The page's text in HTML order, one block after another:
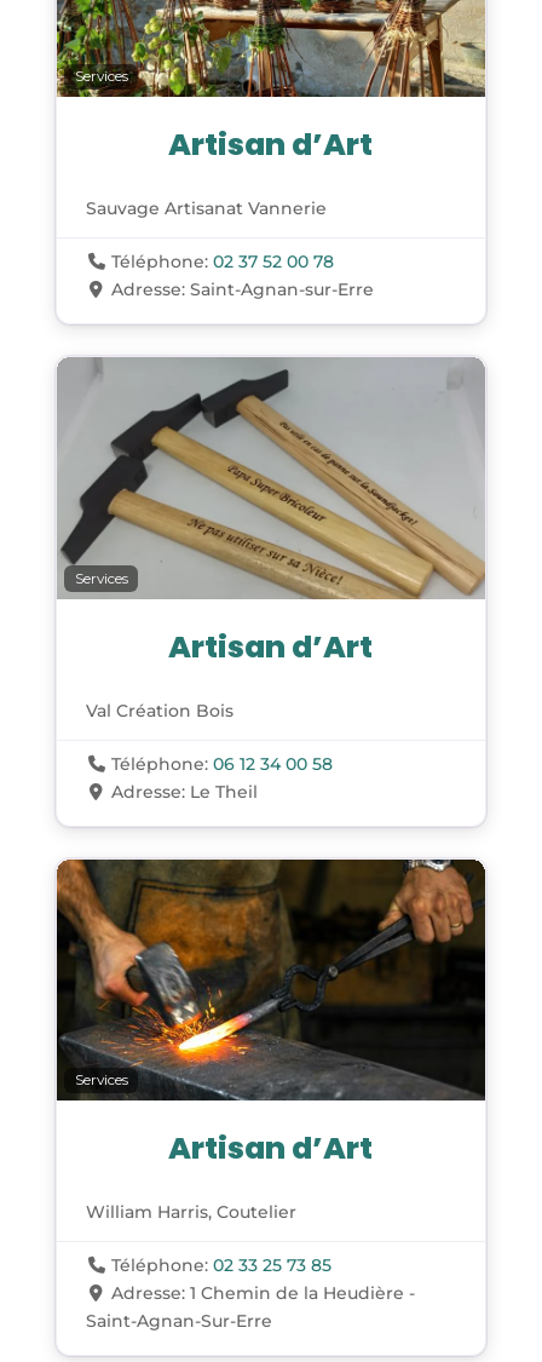
Services
Artisan d’Art
Sauvage Artisanat Vannerie
Téléphone:02 37 52 00 78
Adresse:Saint-Agnan-sur-Erre
Services
Artisan d’Art
Val Création Bois
Téléphone:06 12 34 00 58
Adresse: Le Theil
Services
Artisan d’Art
William Harris, Coutelier
Téléphone:02 33 25 73 85
Adresse:1 Chemin de la Heudière -
Saint-Agnan-Sur-Erre